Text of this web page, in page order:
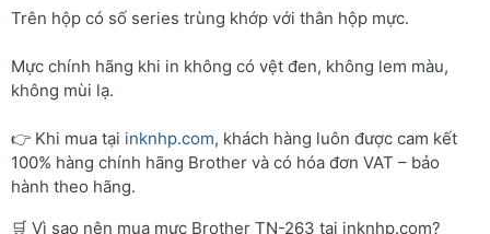
Trên hộp có số series trùng khớp với thân hộp mực.
Mực chính hãng khi in không có vệt đen, không lem màu,
không mùi lạ.
👉 Khi mua tại inknhp.com, khách hàng luôn được cam kết
100% hàng chính hãng Brother và có hóa đơn VAT – bảo
hành theo hãng.
🛒 Vì sao nên mua mực Brother TN-263 tại inknhp.com?